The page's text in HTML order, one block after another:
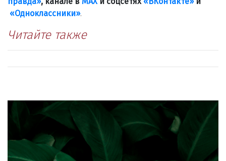
«Одноклассники».
Читайте также